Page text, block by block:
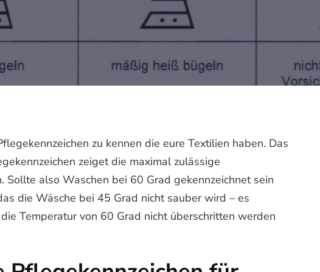
zu kennen die eure Textilien haben. Das
zeiget die maximal zulässige
Sollte also Waschen bei 60 Grad gekennzeichnet sein
die Wäsche bei 45 Grad nicht sauber wird – es
Temperatur von 60 Grad nicht überschritten werden